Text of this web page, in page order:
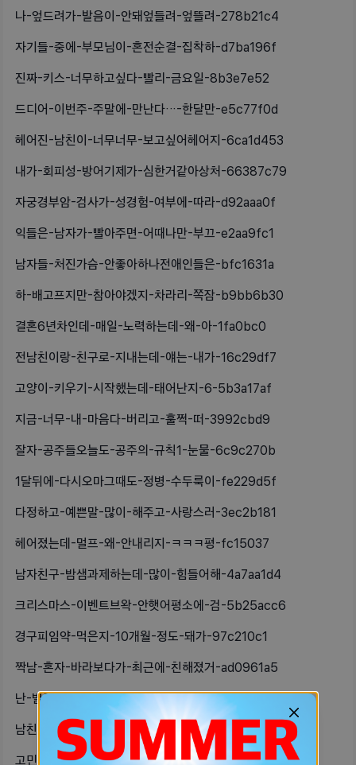
나-엎드려가-발음이-안돼엎들려-엎뜰려-278b21c4
자기들-중에-부모님이-혼전순결-집착하-d7ba196f
진짜-키스-너무하고싶다-빨리-금요일-8b3e7e52
드디어-이번주-주말에-만난다…-한달만-e5c77f0d
헤어진-남친이-너무너무-보고싶어헤어지-6ca1d453
내가-회피성-방어기제가-심한거같아상처-66387c79
자궁경부암-검사가-성경험-여부에-따라-d92aaa0f
익들은-남자가-빨아주면-어때나만-부끄-e2aa9fc1
남자들-처진가슴-안좋아하나전애인들은-bfc1631a
하-배고프지만-참아야겠지-차라리-쪽잠-b9bb6b30
결혼6년차인데-매일-노력하는데-왜-아-1fa0bc0
전남친이랑-친구로-지내는데-얘는-내가-16c29df7
고양이-키우기-시작했는데-태어난지-6-5b3a17af
지금-너무-내-마음다-버리고-훌쩍-떠-3992cbd9
잘자-공주들오늘도-공주의-규칙1-눈물-6c9c270b
1달뒤에-다시오마그때도-정병-수두룩이-fe229d5f
다정하고-예쁜말-많이-해주고-사랑스러-3ec2b181
헤어졌는데-멀프-왜-안내리지-ㅋㅋㅋ평-fc15037
남자친구-밤샘과제하는데-많이-힘들어해-4a7aa1d4
크리스마스-이벤트브왁-안햇어평소에-검-5b25acc6
경구피임약-먹은지-10개월-정도-돼가-97c210c1
짝남-혼자-바라보다가-최근에-친해졌거-ad0961a5
난-별로-안예쁘고-통통한데남친이-왜-3c275753
남친이-나랑-술마시는걸-너~무-좋아해-32c0d3e5
고민있는-사람팩폭해드림-1006847b